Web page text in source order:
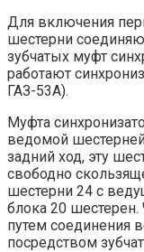
Для включения
шестерни
зубчатых муфт
работают
ГАЗ-53А).
Муфта
ведомой
задний ход, эту
свободно
шестерни 24 с
блока 20
путем соединения
посредством